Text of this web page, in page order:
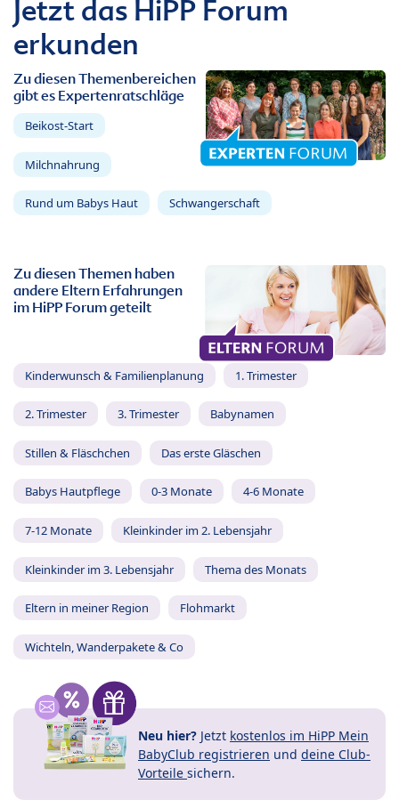
Jetzt das HiPP Forum
erkunden
Zu diesen Themenbereichen
gibt es Expertenratschläge
Beikost-Start
Milchnahrung
Rund um Babys Haut Schwangerschaft
Zu diesen Themen haben
andere Eltern Erfahrungen
im HiPP Forum geteilt
Kinderwunsch & Familienplanung 1. Trimester
2. Trimester 3. Trimester Babynamen
Stillen & Fläschchen Das erste Gläschen
Babys Hautpflege 0-3 Monate 4-6 Monate
7-12 Monate Kleinkinder im 2. Lebensjahr
Kleinkinder im 3. Lebensjahr Thema des Monats
Eltern in meiner Region Flohmarkt
Wichteln, Wanderpakete & Co
Neu hier? Jetzt kostenlos im HiPP Mein
BabyClub registrieren und deine Club-
Vorteile sichern.